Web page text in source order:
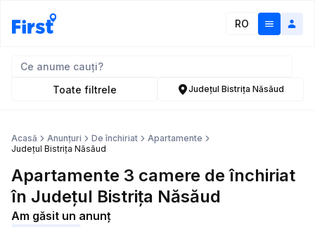
RO
Toate filtrele Județul Bistrița Năsăud
Acasă Anunțuri De închiriat
Apartamente
Județul Bistrița Năsăud
Apartamente 3 camere de închiriat
în Județul Bistrița Năsăud
Am găsit un anunț